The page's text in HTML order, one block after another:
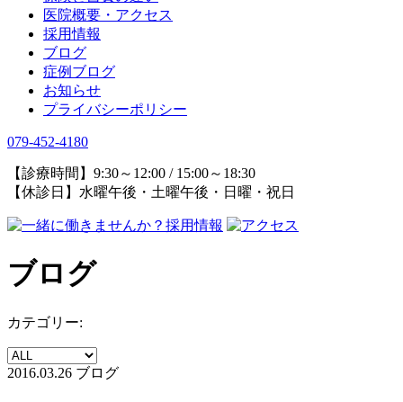
医院概要・アクセス
採用情報
ブログ
症例ブログ
お知らせ
プライバシーポリシー
079-452-4180
【診療時間】9:30～12:00 / 15:00～18:30
【休診日】水曜午後・土曜午後・日曜・祝日
ブログ
カテゴリー:
2016.03.26 ブログ